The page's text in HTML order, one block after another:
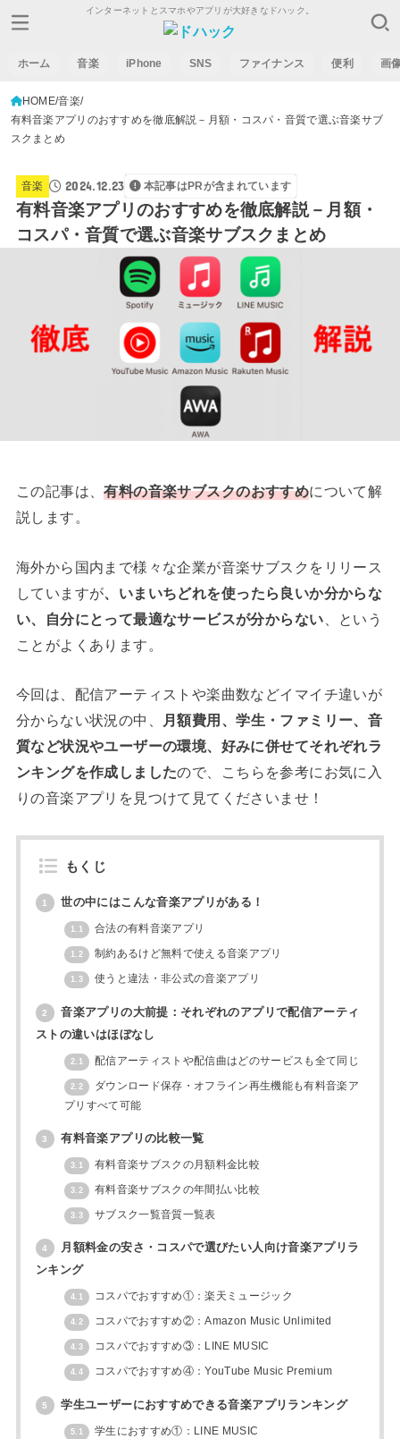
インターネットとスマホやアプリが大好きなドハック。
ホーム 音楽 iPhone SNS ファイナンス 便利 画
HOME 音楽
有料音楽アプリのおすすめを徹底解説－月額・コスパ・音質で選ぶ音楽サブ
スクまとめ
音楽 2024.12.23 本記事はPRが含まれています
有料音楽アプリのおすすめを徹底解説－月額・
コスパ・音質で選ぶ音楽サブスクまとめ
この記事は、有料の音楽サブスクのおすすめについて解
説します。
海外から国内まで様々な企業が音楽サブスクをリリース
していますが、いまいちどれを使ったら良いか分からな
い、自分にとって最適なサービスが分からない 、という
ことがよくあります。
今回は、配信アーティストや楽曲数などイマイチ違いが
分からない状況の中、
月額費用、学生・ファミリー、音
質など状況やユーザーの環境、好みに併せてそれぞれラ
ンキングを作成しましたので、こちらを参考にお気に入
りの音楽アプリを見つけて見てくださいませ！
もくじ
1 世の中にはこんな音楽アプリがある！
1.1 合法の有料音楽アプリ
1.2 制約あるけど無料で使える音楽アプリ
1.3 使うと違法・非公式の音楽アプリ
2
音楽アプリの大前提：それぞれのアプリで配信アーティ
ストの違いはほぼなし
2.1 配信アーティストや配信曲はどのサービスも全て同じ
2.2
ダウンロード保存・オフライン再生機能も有料音楽ア
プリすべて可能
3 有料音楽アプリの比較一覧
3.1 有料音楽サブスクの月額料金比較
3.2 有料音楽サブスクの年間払い比較
3.3 サブスク一覧音質一覧表
4
月額料金の安さ・コスパで選びたい人向け音楽アプリラ
ンキング
4.1 コスパでおすすめ①：楽天ミュージック
4.2 コスパでおすすめ②：Amazon Music Unlimited
4.3 コスパでおすすめ③：LINE MUSIC
4.4 コスパでおすすめ④：YouTube Music Premium
5 学生ユーザーにおすすめできる音楽アプリランキング
5.1 学生におすすめ①：LINE MUSIC